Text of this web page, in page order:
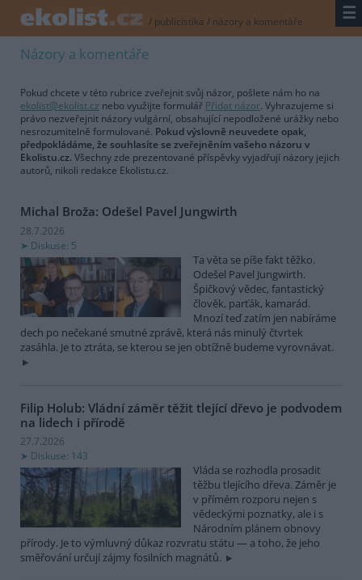
/ publicistika / názory a komentáře ☰
Názory a komentáře
Pokud chcete v této rubrice zveřejnit svůj názor, pošlete nám ho na
ekolist@ekolist.cz nebo využijte formulář Přidat názor. Vyhrazujeme si
právo nezveřejnit názory vulgární, obsahující nepodložené urážky nebo
nesrozumitelně formulované. Pokud výslovně neuvedete opak,
předpokládáme, že souhlasíte se zveřejněním vašeho názoru v
Ekolistu.cz. Všechny zde prezentované příspěvky vyjadřují názory jejich
autorů, nikoli redakce Ekolistu.cz.
Michal Broža: Odešel Pavel Jungwirth
28.7.2026
Diskuse: 5
Ta věta se píše fakt těžko.
Odešel Pavel Jungwirth.
Špičkový vědec, fantastický
člověk, parťák, kamarád.
Mnozí teď zatím jen nabíráme
dech po nečekané smutné zprávě, která nás minulý čtvrtek
zasáhla. Je to ztráta, se kterou se jen obtížně budeme vyrovnávat.
Filip Holub: Vládní záměr těžit tlející dřevo je podvodem
na lidech i přírodě
27.7.2026
Diskuse: 143
Vláda se rozhodla prosadit
těžbu tlejícího dřeva. Záměr je
v přímém rozporu nejen s
vědeckými poznatky, ale i s
Národním plánem obnovy
přírody. Je to výmluvný důkaz rozvratu státu — a toho, že jeho
směřování určují zájmy fosilních magnátů.